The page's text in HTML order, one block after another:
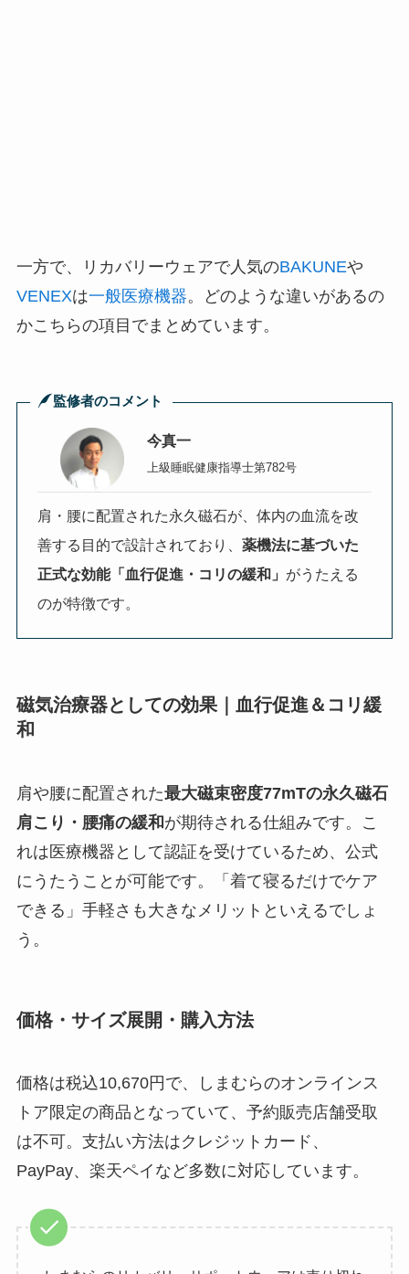
一方で、リカバリーウェアで人気のBAKUNEや
VENEXは一般医療機器。どのような違いがあるの
かこちらの項目でまとめています。
監修者のコメント
今真一
上級睡眠健康指導士第782号
肩・腰に配置された永久磁石が、体内の血流を改
善する目的で設計されており、薬機法に基づいた
正式な効能「血行促進・コリの緩和」 がうたえる
のが特徴です。
磁気治療器としての効果｜血行促進＆コリ緩
和
肩や腰に配置された最大磁束密度77mTの永久磁石
肩こり・腰痛の緩和が期待される仕組みです。こ
れは医療機器として認証を受けているため、公式
にうたうことが可能です。「着て寝るだけでケア
できる」手軽さも大きなメリットといえるでしょ
う。
価格・サイズ展開・購入方法
価格は税込10,670円で、しまむらのオンラインス
トア限定の商品となっていて、予約販売店舗受取
は不可。支払い方法はクレジットカード、
PayPay、楽天ペイなど多数に対応しています。